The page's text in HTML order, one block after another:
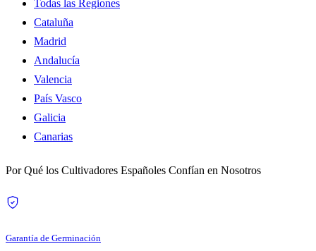
Todas las Regiones
Cataluña
Madrid
Andalucía
Valencia
País Vasco
Galicia
Canarias
Por Qué los Cultivadores Españoles Confían en Nosotros
Garantía de Germinación